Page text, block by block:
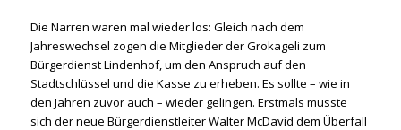
Die Narren waren mal wieder los: Gleich nach dem
Jahreswechsel zogen die Mitglieder der Grokageli zum
Bürgerdienst Lindenhof, um den Anspruch auf den
Stadtschlüssel und die Kasse zu erheben. Es sollte – wie in
den Jahren zuvor auch – wieder gelingen. Erstmals musste
sich der neue Bürgerdienstleiter Walter McDavid dem Überfall